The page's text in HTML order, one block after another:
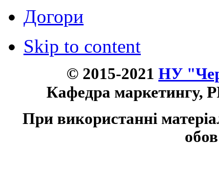
Догори
Skip to content
© 2015-2021 НУ
Кафедра маркетингу,
При використанні